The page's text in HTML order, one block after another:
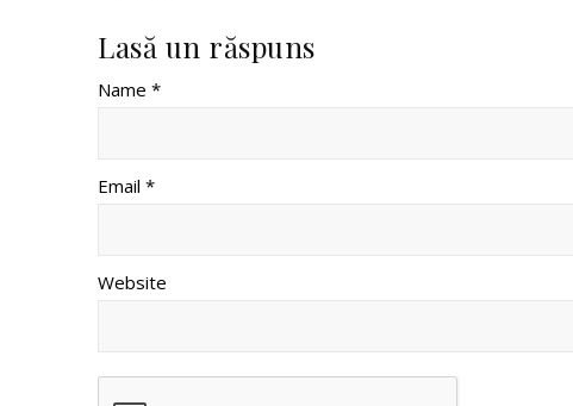
Lasă un răspuns
Name *
Email *
Website